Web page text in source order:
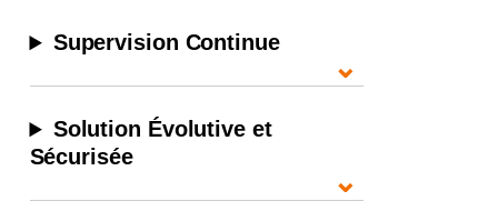
Supervision Continue
⌄
Solution Évolutive et
Sécurisée
⌄